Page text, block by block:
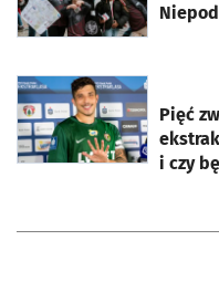
Pięć
i czy
otworzy się w nowej